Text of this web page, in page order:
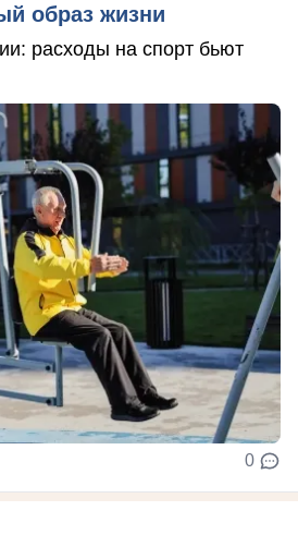
образ жизни
расходы на спорт бьют
0